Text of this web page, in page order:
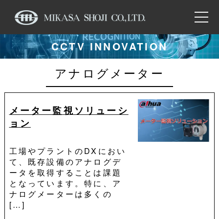
CCTV INNOVATION
アナログメーター
メーター監視ソリューシ
ョン
工場やプラントのDXにおい
て、既存設備のアナログデ
ータを取得することは課題
となっています。特に、ア
ナログメーターは多くの
[…]